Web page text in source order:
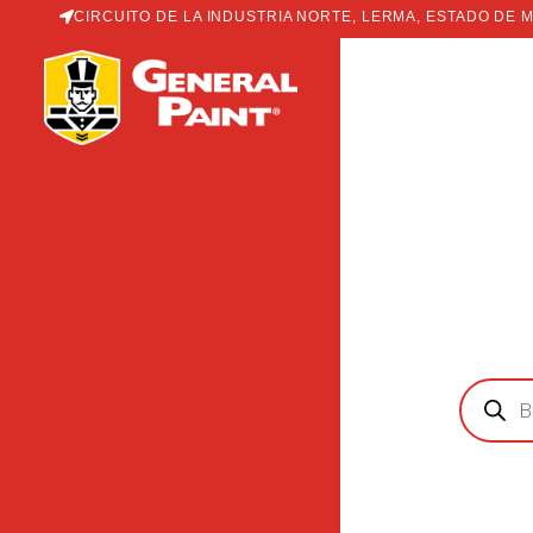
contenido
CIRCUITO DE LA INDUSTRIA NORTE, LERMA, ESTADO DE
de
productos